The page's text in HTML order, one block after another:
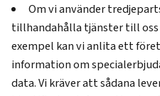
Om vi använder
tillhandahålla tjänster till
exempel kan vi anlita ett
information om
data. Vi kräver att sådana